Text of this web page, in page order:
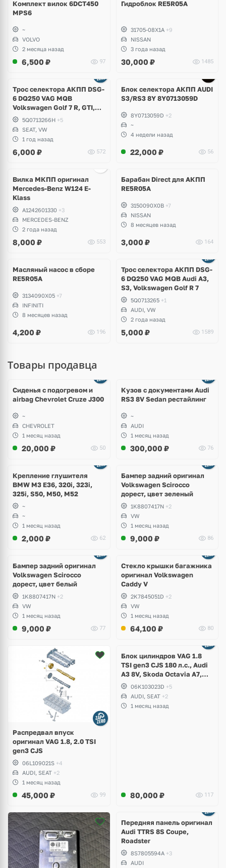
Комплект вилок 6DCT450
MPS6
~
VOLVO
2 месяца назад
6,500 ₽ 97
Гидроблок RE5R05A
31705-08X1A +9
NISSAN
3 года назад
30,000 ₽ 1485
Tрос селектора АКПП DSG-
6 DQ250 VAG MQB
Volkswagen Golf 7 R, GTI,
Alltrack, Seat Leon Сupra
5Q0713266H +5
SEAT, VW
1 год назад
6,000 ₽ 572
Блок селектора АКПП AUDI
S3/RS3 8Y 8Y0713059D
8Y0713059D +2
~
4 недели назад
22,000 ₽ 56
Вилка МКПП оригинал
Mercedes-Benz W124 E-
Klass
A1242601330 +3
MERCEDES-BENZ
2 года назад
8,000 ₽ 553
Барабан Direct для АКПП
RE5R05A
3150090X0B +7
NISSAN
8 месяцев назад
3,000 ₽ 164
Масляный насос в сборе
RE5R05A
3134090X05 +7
INFINITI
8 месяцев назад
4,200 ₽ 196
Трос селектора АКПП DSG-
6 DQ250 VAG MQB Audi A3,
S3, Volkswagen Golf R 7
5Q0713265 +1
AUDI, VW
2 года назад
5,000 ₽ 1589
Товары продавца
Сиденья с подогревом и
airbag Chevrolet Cruze J300
~
CHEVROLET
1 месяц назад
20,000 ₽ 50
Кузов с документами Audi
RS3 8V Sedan рестайлинг
~
AUDI
1 месяц назад
300,000 ₽ 76
Крепление глушителя
BMW M3 E36, 320i, 323i,
325i, S50, M50, M52
~
~
1 месяц назад
2,000 ₽ 62
Бампер задний оригинал
Volkswagen Scirocco
дорест, цвет зеленый
1K8807417N +2
VW
1 месяц назад
9,000 ₽ 86
Бампер задний оригинал
Volkswagen Scirocco
дорест, цвет белый
1K8807417N +2
VW
1 месяц назад
9,000 ₽ 77
Стекло крышки багажника
оригинал Volkswagen
Caddy V
2K7845051D +2
VW
1 месяц назад
64,100 ₽ 80
Распредвал впуск
оригинал VAG 1.8, 2.0 TSI
gen3 CJS
06L109021S +4
AUDI, SEAT +2
1 месяц назад
45,000 ₽ 99
2 фото
Блок цилиндров VAG 1.8
TSI gen3 CJS 180 л.с., Audi
A3 8V, Skoda Octavia A7,
Superb, Volkswagen Passat
B8, Golf VII Alltrack, Seat
Leon
06K103023D +5
AUDI, SEAT +2
1 месяц назад
80,000 ₽ 117
2 фото
Передняя панель оригинал
Audi TTRS 8S Coupe,
Roadster
8S7805594A +3
AUDI